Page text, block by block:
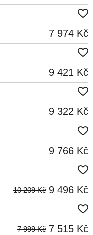
7 974 Kč
9 421 Kč
9 322 Kč
9 766 Kč
9 496 Kč
10 209 Kč
7 515 Kč
7 999 Kč